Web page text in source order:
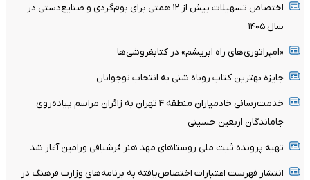
اختصاص تسهیلات بیش از ۱۲ همتی برای بوم‌گردی و صنایع‌دستی در
سال ۱۴۰۵
«امپراتوری‌های راه ابریشم» در کتابفروشی‌ها
جایزه بهترین کتاب روباه شنی به انتخاب نوجوانان
خدمت‌رسانی خادمیاران منطقه ۴ تهران به زائران مراسم پیاده‌روی
جاماندگان اربعین حسینی
تهیه پرونده ثبت ملی روستاهای مهد هنر فرشبافی ورامین آغاز شد
انتشار فهرست اعتبارات اختصاص‌یافته به برنامه‌های وزارت فرهنگ در